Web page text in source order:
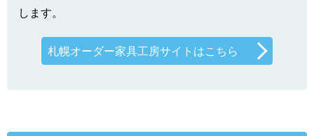
します。
札幌オーダー家具工房サイトはこちら